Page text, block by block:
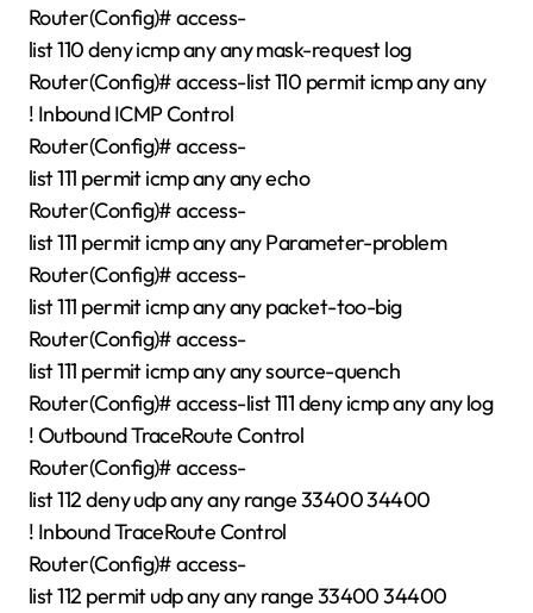
Router(Config)# access-
list 110 deny icmp any any mask-request log
Router(Config)# access-list 110 permit icmp any any
! Inbound ICMP Control
Router(Config)# access-
list 111 permit icmp any any echo
Router(Config)# access-
list 111 permit icmp any any Parameter-problem
Router(Config)# access-
list 111 permit icmp any any packet-too-big
Router(Config)# access-
list 111 permit icmp any any source-quench
Router(Config)# access-list 111 deny icmp any any log
! Outbound TraceRoute Control
Router(Config)# access-
list 112 deny udp any any range 33400 34400
! Inbound TraceRoute Control
Router(Config)# access-
list 112 permit udp any any range 33400 34400